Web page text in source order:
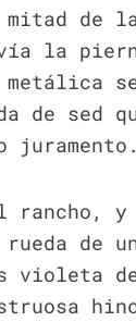
de
la
de sed
juramento.
y
de
violeta